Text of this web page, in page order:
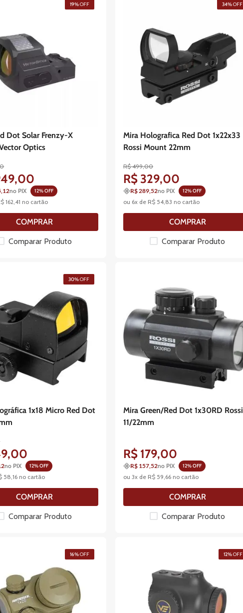
Dot Solar Frenzy-X
Optics
,00
19%OFF
no PIX 12% OFF
162 41 no cartão
COMPRAR
Comparar Produto
Mira Holografica Red Dot 1x22x33
Rossi Mount 22mm
R$ 499,00
R$ 329,00
34%OFF
R$ 289,52no PIX 12% OFF
ou 6x de R$ 54 83 no cartão
COMPRAR
Comparar Produto
1x18 Micro Red Dot
,00
30%OFF
no PIX 12% OFF
58 ,16 no cartão
COMPRAR
Comparar Produto
Mira Green/Red Dot 1x30RD Rossi
11/22mm
R$ 179,00
R$ 157,52no PIX 12% OFF
ou3x de R$ 59 66 no cartão
COMPRAR
Comparar Produto
16%OFF 12%OFF